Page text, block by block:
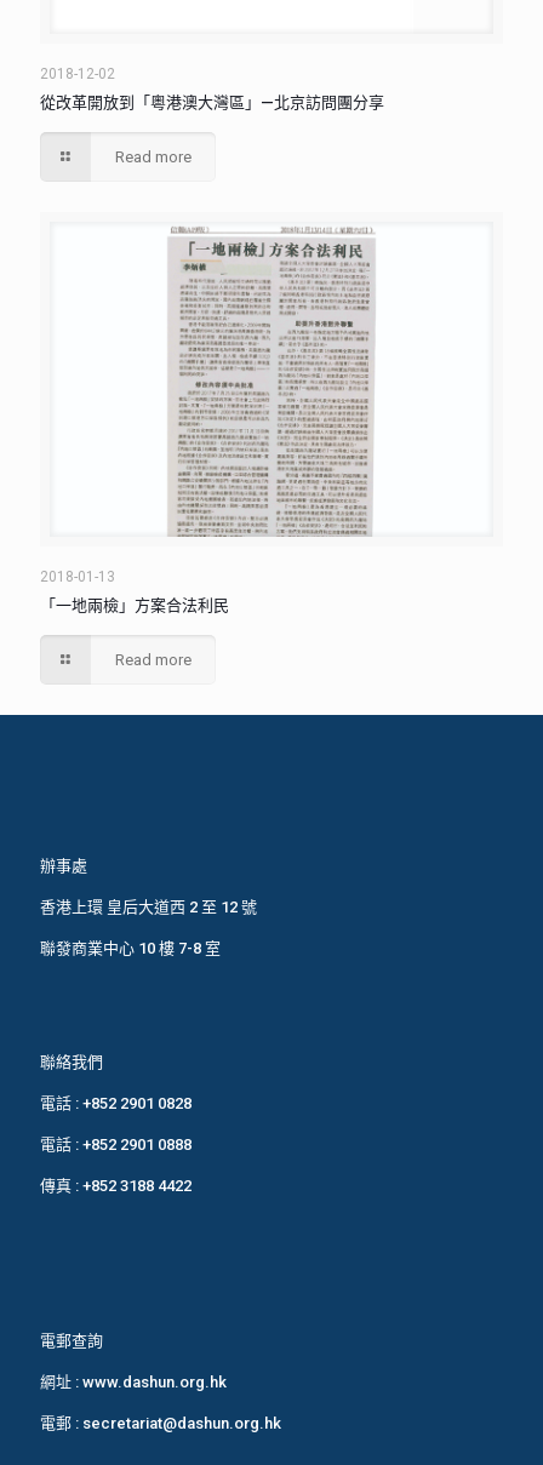
2018-12-02
從改革開放到「粵港澳大灣區」—北京訪問團分享
Read more
2018-01-13
「一地兩檢」方案合法利民
Read more
辦事處
香港上環 皇后大道西 2 至 12 號
聯發商業中心 10 樓 7-8 室
聯絡我們
電話 : +852 2901 0828
電話 : +852 2901 0888
傳真 : +852 3188 4422
電郵查詢
網址 : www.dashun.org.hk
電郵 : secretariat@dashun.org.hk